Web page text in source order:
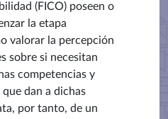
(FICO) poseen o
la etapa
valorar la percepción
sobre si necesitan
competencias y
dan a dichas
por tanto, de un